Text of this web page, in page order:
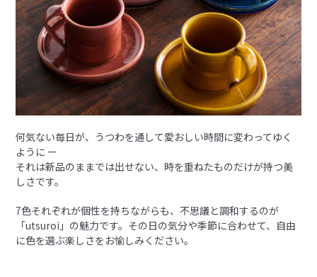
何気ない毎日が、うつわを通して愛おしい時間に変わってゆく
ように ー
それは新品のままでは出せない、時を重ねたものだけが持つ美
しさです。
7色それぞれが個性を持ちながらも、不思議と調和するのが
「utsuroi」の魅力です。その日の気分や季節に合わせて、自由
に色を選ぶ楽しさをお愉しみください。